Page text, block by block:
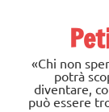
«Chi non
potrà
diventare,
può essere